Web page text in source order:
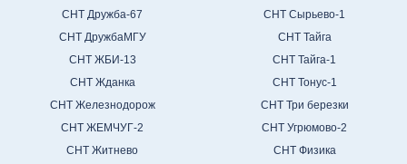
СНТ Дружба-67
СНТ ДружбаМГУ
СНТ ЖБИ-13
СНТ Жданка
СНТ Железнодорож
СНТ ЖЕМЧУГ-2
СНТ Житнево
СНТ Сырьево-1
СНТ Тайга
СНТ Тайга-1
СНТ Тонус-1
СНТ Три березки
СНТ Угрюмово-2
СНТ Физика